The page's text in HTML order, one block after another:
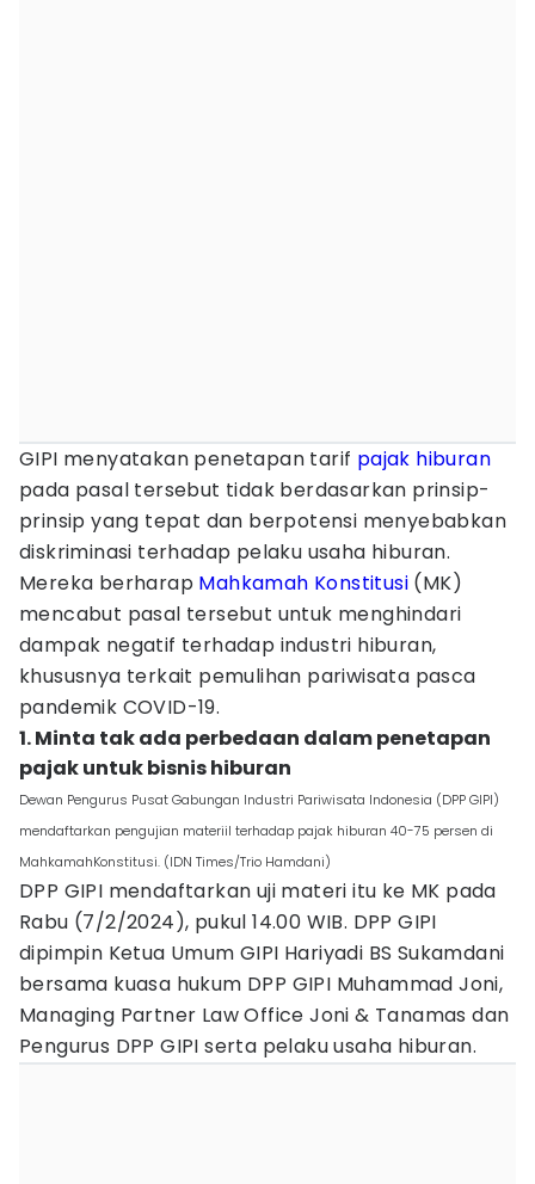
GIPI menyatakan penetapan tarif pajak hiburan
pada pasal tersebut tidak berdasarkan prinsip-
prinsip yang tepat dan berpotensi menyebabkan
diskriminasi terhadap pelaku usaha hiburan.
Mereka berharap Mahkamah Konstitusi (MK)
mencabut pasal tersebut untuk menghindari
dampak negatif terhadap industri hiburan,
khususnya terkait pemulihan pariwisata pasca
pandemik COVID-19.
1. Minta tak ada perbedaan dalam penetapan
pajak untuk bisnis hiburan
Dewan Pengurus Pusat Gabungan Industri Pariwisata Indonesia (DPP GIPI)
mendaftarkan pengujian materiil terhadap pajak hiburan 40-75 persen di
MahkamahKonstitusi. (IDN Times/Trio Hamdani)
DPP GIPI mendaftarkan uji materi itu ke MK pada
Rabu (7/2/2024), pukul 14.00 WIB. DPP GIPI
dipimpin Ketua Umum GIPI Hariyadi BS Sukamdani
bersama kuasa hukum DPP GIPI Muhammad Joni,
Managing Partner Law Office Joni & Tanamas dan
Pengurus DPP GIPI serta pelaku usaha hiburan.